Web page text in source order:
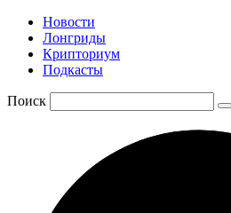
Новости
Лонгриды
Крипториум
Подкасты
Поиск